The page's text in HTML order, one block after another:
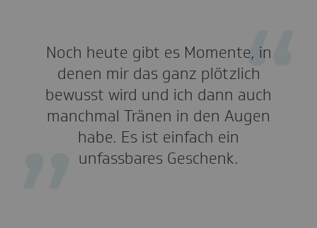
Noch heute gibt es Momente, in
denen mir das ganz plötzlich
bewusst wird und ich dann auch
manchmal Tränen in den Augen
habe. Es ist einfach ein
unfassbares Geschenk.